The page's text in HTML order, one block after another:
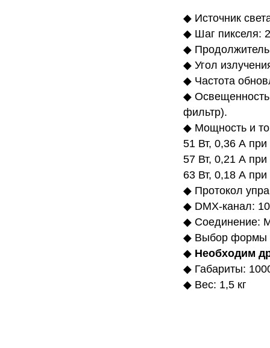
◆ Источник
◆ Шаг пикселя:
◆
◆ Угол
◆ Частота
◆
фильтр).
◆ Мощность и
51 Вт, 0,36 А
57 Вт, 0,21 А
63 Вт, 0,18 А
◆ Протокол
◆ DMX-канал:
◆ Соединение:
◆ Выбор формы
◆ Необходим
◆ Габариты:
◆ Вес: 1,5 кг